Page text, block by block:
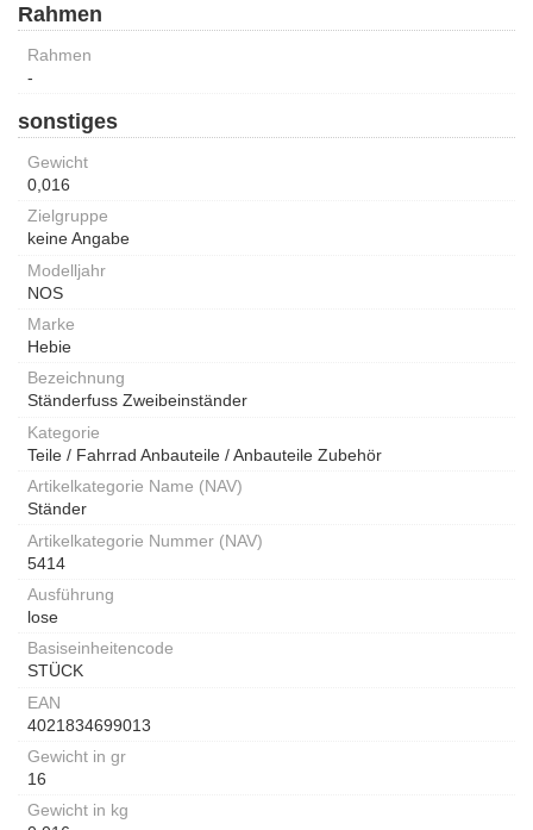
Rahmen
Rahmen
-
sonstiges
Gewicht
0,016
Zielgruppe
keine Angabe
Modelljahr
NOS
Marke
Hebie
Bezeichnung
Ständerfuss Zweibeinständer
Kategorie
Teile / Fahrrad Anbauteile / Anbauteile Zubehör
Artikelkategorie Name (NAV)
Ständer
Artikelkategorie Nummer (NAV)
5414
Ausführung
lose
Basiseinheitencode
STÜCK
EAN
4021834699013
Gewicht in gr
16
Gewicht in kg